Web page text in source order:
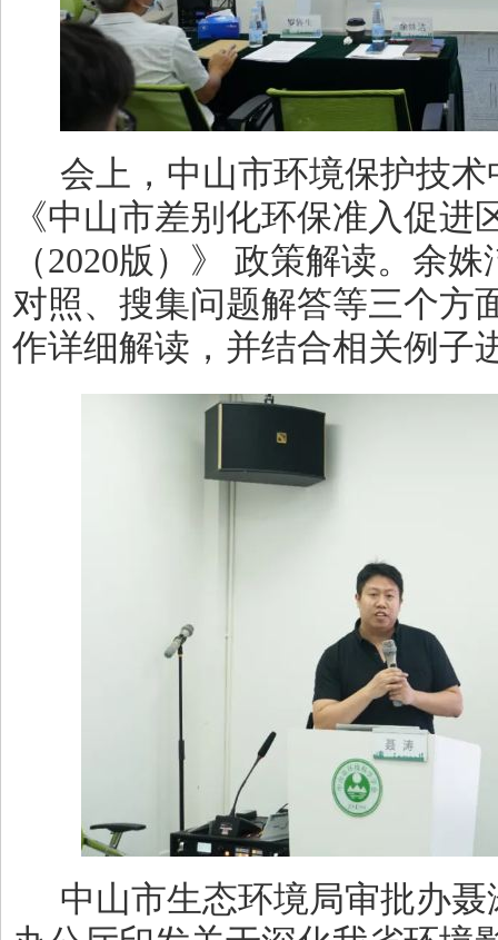
会上，中山市环境保护技
《中山市差别化环保准入促
（2020版）》 政策解读。余
对照、搜集问题解答等三个方
作详细解读，并结合相关例子
中山市生态环境局审批办